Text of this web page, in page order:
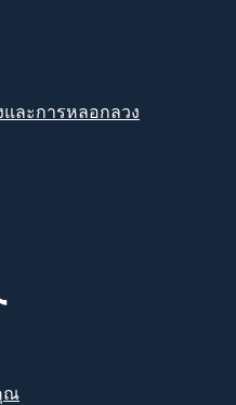
ละการหลอกลวง
ใหม่)
าต่างใหม่)
ในหน้าต่างใหม่)
ณ